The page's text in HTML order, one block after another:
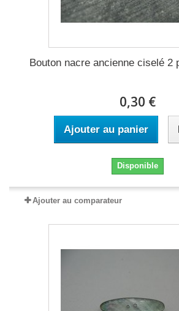
Bouton nacre ancienne ciselé 2
0,30 €
Ajouter au panier
Disponible
Ajouter au comparateur